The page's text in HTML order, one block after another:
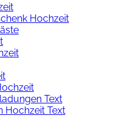
Hochzeit
Text
Hochzeit Text